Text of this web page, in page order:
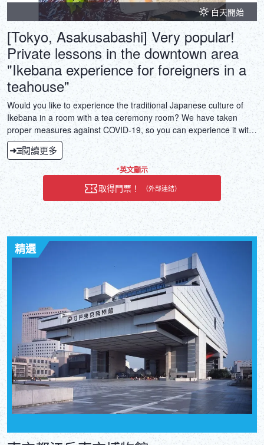
白天開始
[Tokyo, Asakusabashi] Very popular!
Private lessons in the downtown area
"Ikebana experience for foreigners in a
teahouse"
Would you like to experience the traditional Japanese culture of
Ikebana in a room with a tea ceremony room? We have taken
proper measures against COVID-19, so you can experience it with
peace of mind. Since it is aimed at foreigners, it will be conducted
in English. If there are 3 or more people, it will be held in the
Japanese-style room on the second floor.
閱讀更多
*英文顯示
取得門票！ （外部連結）
精選